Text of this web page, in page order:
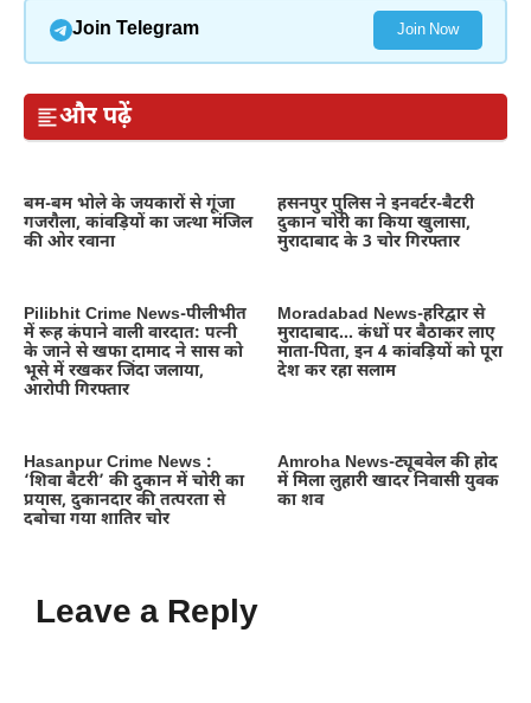
Join Telegram Join Now
और पढ़ें
बम-बम भोले के जयकारों से गूंजा
गजरौला, कांवड़ियों का जत्था मंजिल
की ओर रवाना
हसनपुर पुलिस ने इनवर्टर-बैटरी
दुकान चोरी का किया खुलासा,
मुरादाबाद के 3 चोर गिरफ्तार
Pilibhit Crime News-पीलीभीत
में रूह कंपाने वाली वारदात: पत्नी
के जाने से खफा दामाद ने सास को
भूसे में रखकर जिंदा जलाया,
आरोपी गिरफ्तार
Moradabad News-हरिद्वार से
मुरादाबाद… कंधों पर बैठाकर लाए
माता-पिता, इन 4 कांवड़ियों को पूरा
देश कर रहा सलाम
Hasanpur Crime News :
‘शिवा बैटरी’ की दुकान में चोरी का
प्रयास, दुकानदार की तत्परता से
दबोचा गया शातिर चोर
Amroha News-ट्यूबवेल की होद
में मिला लुहारी खादर निवासी युवक
का शव
Leave a Reply